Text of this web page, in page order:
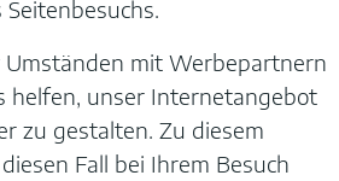
mit Werbepartnern
helfen, unser Internetangebot
zu gestalten. Zu diesem
Fall bei Ihrem Besuch